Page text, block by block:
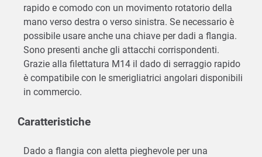
rapido e comodo con un movimento rotatorio della
mano verso destra o verso sinistra. Se necessario è
possibile usare anche una chiave per dadi a flangia.
Sono presenti anche gli attacchi corrispondenti.
Grazie alla filettatura M14 il dado di serraggio rapido
è compatibile con le smerigliatrici angolari disponibili
in commercio.
Caratteristiche
Dado a flangia con aletta pieghevole per una